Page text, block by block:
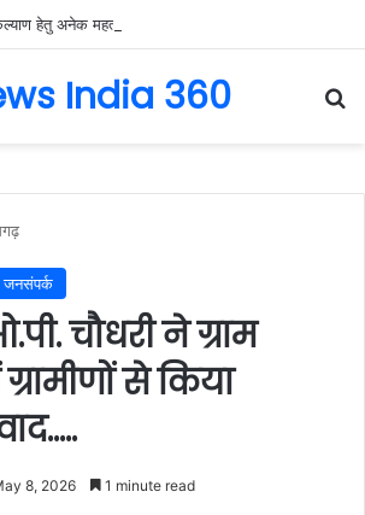
India 360
जनसंपर्क
चौधरी ने ग्राम
से किया
8, 2026 1 minute read